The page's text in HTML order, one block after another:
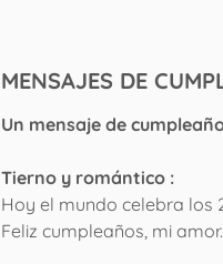
MENSAJES DE
Un mensaje de
Tierno y romántico :
Hoy el mundo celebra los
Feliz cumpleaños, mi